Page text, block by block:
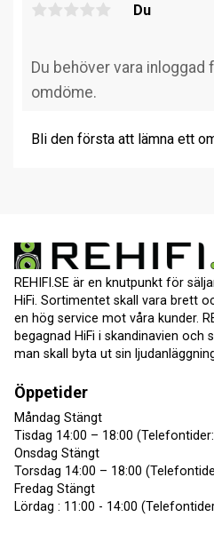
Du
Bli den första att lämna ett
REHIFI.SE är en knutpunkt för
HiFi. Sortimentet skall vara brett
en hög service mot våra kunder.
begagnad HiFi i skandinavien och
man skall byta ut sin
Öppetider
Måndag Stängt
Tisdag 14:00 – 18:00
Onsdag Stängt
Torsdag 14:00 – 18:00
Fredag Stängt
Lördag : 11:00 - 14:00